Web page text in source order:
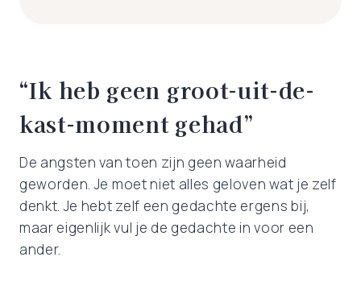
“Ik heb geen groot-uit-de-
kast-moment gehad”
De angsten van toen zijn geen waarheid
geworden. Je moet niet alles geloven wat je zelf
denkt. Je hebt zelf een gedachte ergens bij,
maar eigenlijk vul je de gedachte in voor een
ander.